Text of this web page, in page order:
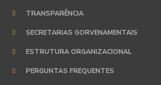
TRANSPARÊNCIA
SECRETARIAS GORVENAMENTAIS
ESTRUTURA ORGANIZACIONAL
PERGUNTAS FREQUENTES